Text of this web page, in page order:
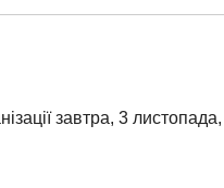
завтра, 3 листопада,